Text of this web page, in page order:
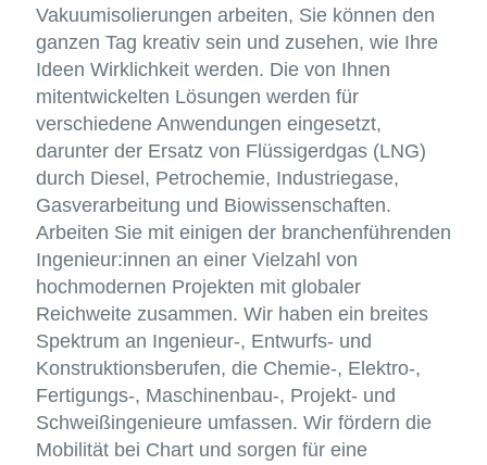
Vakuumisolierungen arbeiten, Sie können den
ganzen Tag kreativ sein und zusehen, wie Ihre
Ideen Wirklichkeit werden. Die von Ihnen
mitentwickelten Lösungen werden für
verschiedene Anwendungen eingesetzt,
darunter der Ersatz von Flüssigerdgas (LNG)
durch Diesel, Petrochemie, Industriegase,
Gasverarbeitung und Biowissenschaften.
Arbeiten Sie mit einigen der branchenführenden
Ingenieur:innen an einer Vielzahl von
hochmodernen Projekten mit globaler
Reichweite zusammen. Wir haben ein breites
Spektrum an Ingenieur-, Entwurfs- und
Konstruktionsberufen, die Chemie-, Elektro-,
Fertigungs-, Maschinenbau-, Projekt- und
Schweißingenieure umfassen. Wir fördern die
Mobilität bei Chart und sorgen für eine